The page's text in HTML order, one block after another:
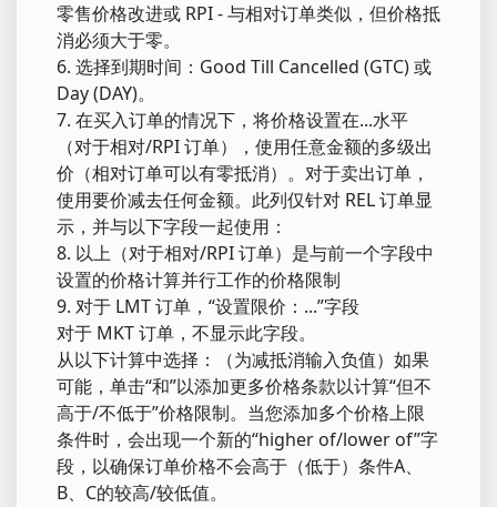
零售价格改进或 RPI - 与相对订单类似，但价格抵
消必须大于零。
6. 选择到期时间：Good Till Cancelled (GTC) 或
Day (DAY)。
7. 在买入订单的情况下，将价格设置在...水平
（对于相对/RPI 订单），使用任意金额的多级出
价（相对订单可以有零抵消）。对于卖出订单，
使用要价减去任何金额。此列仅针对 REL 订单显
示，并与以下字段一起使用：
8. 以上（对于相对/RPI 订单）是与前一个字段中
设置的价格计算并行工作的价格限制
9. 对于 LMT 订单，“设置限价：...”字段
对于 MKT 订单，不显示此字段。
从以下计算中选择：（为减抵消输入负值）如果
可能，单击“和”以添加更多价格条款以计算“但不
高于/不低于”价格限制。当您添加多个价格上限
条件时，会出现一个新的“higher of/lower of”字
段，以确保订单价格不会高于（低于）条件A、
B、C的较高/较低值。